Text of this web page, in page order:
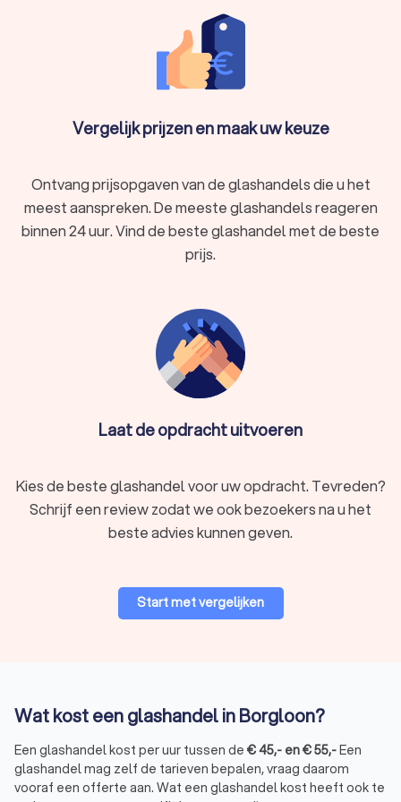
Professionele glazenmakerss in Borgloon
gebruiken hoogwaardig materiaal en geavanceerde
technieken om ervoor te zorgen dat de glaswerken
goed worden geïnstalleerd.
Een ervaren glashandel uit Borgloon kan snel
met een kapotte ruit zit. Dit komt zeker voordelig uit als
u met spoed kunt inschakelen.
Deze glashandels zijn gespecialiseerd in
het plaatsen van glas in ramen en kozijnen. Zo werkt de
ramenzetter uit Borgloon met verschillende soorten
glaswerken en zorgt voor een goede afdichting.
ruit snel vervangen moet worden, bijvoorbeeld na een
inbraak of stormschade, zijn er glashandels in Borgloon
Noodglas plaatsen:glashandels die gespecialiseerd zijn
in noodglas, zorgen voor een tijdelijke oplossing totdat
definitief glas geplaatst kan worden.
Wat kost een glashandel?
De kosten voor het inhuren van een glashandel in Borgloon
variëren afhankelijk van verschillende factoren, zoals:
uur. Voor een specifiek uurtarief en een beter overzicht van
de kosten kunt u via Trustlocal gratis vier offertes aanvragen
bij verschillende glashandels in Borgloon. Zo komt u niet voor
verrassingen te staan.
Vergelijk prijzen en maak uw keuze
Ontvang prijsopgaven van de glashandels die u het
meest aanspreken. De meeste glashandels reageren
binnen 24 uur. Vind de beste glashandel met de beste
prijs.
Laat de opdracht uitvoeren
Kies de beste glashandel voor uw opdracht. Tevreden?
Schrijf een review zodat we ook bezoekers na u het
beste advies kunnen geven.
Start met vergelijken
Wat kost een glashandel in Borgloon?
Een glashandel kost per uur tussen de €45,- en€55,-Een
glashandel mag zelf de tarieven bepalen, vraag daarom
vooraf een offerte aan. Wat een glashandel kost heeft ook te